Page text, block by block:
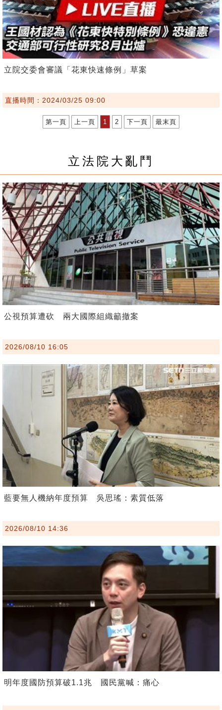
立院交委會審議「花東快速條例」草案
直播時間：2024/03/25 09:00
第一頁 上一頁 1 2 下一頁 最末頁
立法院大亂鬥
公視預算遭砍 兩大國際組織籲撤案
2026/08/10 16:05
藍要無人機納年度預算 吳思瑤：素質低落
2026/08/10 14:36
明年度國防預算破1.1兆 國民黨喊：痛心